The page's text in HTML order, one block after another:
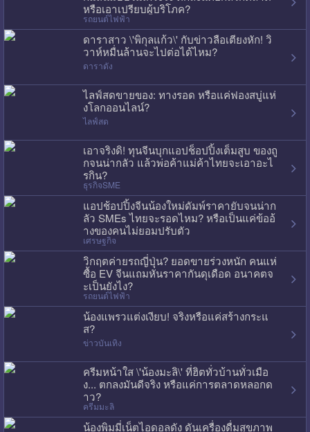
หรือเอาเปรียบผู้บริโภค?
รถยนต์ไฟฟ้า
ดาราสาว \'พิกุลแก้ว\' กับข่าวลือเตียงหัก! วิ
วาห์หมื่นล้านจะไปต่อได้ไหม?
ดาราดัง
ไลฟ์สดขายของ: ทางรอด หรือแค่ฟองสบู่แห่
งโลกออนไลน์?
ไลฟ์สด
เอาจริงดิ! ทุนจีนบุกแอปช็อปปิ้งเต็มสูบ ของถู
กจนน่ากลัว แล้วพ่อค้าแม่ค้าไทยจะเอาอะไ
รกิน?
ธุรกิจSME
แอปช้อปปิ้งจีนน้องใหม่ดัมพ์ราคายับจนน่าก
ลัว SMEs ไทยจะรอดไหม? หรือเป็นแค่ข้ออ้
างของคนไม่ยอมปรับตัว
เศรษฐกิจ
วิกฤตค่ายรถญี่ปุ่น? ยอดขายร่วงหนัก คนแห่
ซื้อ EV จีนแถมหั่นราคากันดุเดือด อนาคตจ
ะเป็นยังไง?
รถยนต์ไฟฟ้า
น้องแพรวแต่งเงียบ! จริงหรือแค่สร้างกระแ
ส?
ข่าวบันเทิง
ครีมหน้าใส \'น้องมะลิ\' ที่ฮิตทั่วบ้านทั่วเมือ
ง... ตกลงมันดีจริง หรือแค่การตลาดหลอกด
าว?
ครีมมะลิ
น้องพิมมี่เน็ตไอดอลดัง ดันเครื่องดื่มสุขภาพ